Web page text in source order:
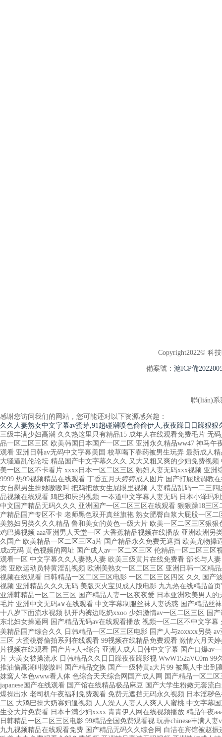
Copyright2022© 科
備案號： 滬ICP備
聯(lián)系
感谢您访问我们的网站，您可能还对以下资源感兴趣：
久久人妻熟女中文字幕av蜜芽,91超碰潮喷色偷偷伊人,夜夜躁日日躁狠狠